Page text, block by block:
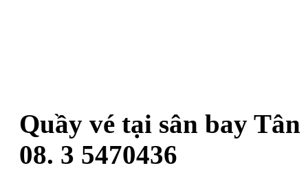
Quầy vé tại sân bay
08. 3 5470436